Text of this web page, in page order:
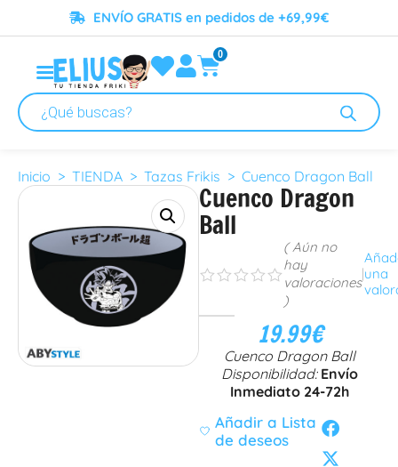
ENVÍO GRATIS en pedidos de +69,99€
0
Inicio > TIENDA > Tazas Frikis > Cuenco Dragon Ball
Cuenco Dragon
Ball
sssss
( Aún no
hay
valoraciones
)
una
19.99€
Cuenco Dragon Ball
Disponibilidad: Envío
Inmediato 24-72h
Añadir a Lista
de deseos